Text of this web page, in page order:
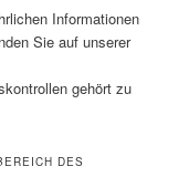
Informationen
Sie auf unserer
gehört zu
DES